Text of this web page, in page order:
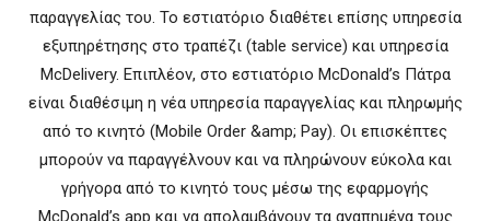
παραγγελίας του. Το εστιατόριο διαθέτει επίσης υπηρεσία
εξυπηρέτησης στο τραπέζι (table service) και υπηρεσία
McDelivery. Επιπλέον, στο εστιατόριο McDonald’s Πάτρα
είναι διαθέσιμη η νέα υπηρεσία παραγγελίας και πληρωμής
από το κινητό (Mobile Order &amp; Pay). Οι επισκέπτες
μπορούν να παραγγέλνουν και να πληρώνουν εύκολα και
γρήγορα από το κινητό τους μέσω της εφαρμογής
McDonald’s app και να απολαμβάνουν τα αγαπημένα τους